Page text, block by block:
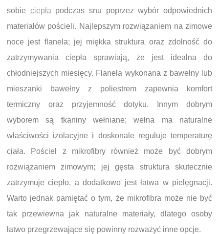
sobie ciepła podczas snu poprzez wybór odpowiednich
materiałów pościeli. Najlepszym rozwiązaniem na zimowe
noce jest flanela; jej miękka struktura oraz zdolność do
zatrzymywania ciepła sprawiają, że jest idealna do
chłodniejszych miesięcy. Flanela wykonana z bawełny lub
mieszanki bawełny z poliestrem zapewnia komfort
termiczny oraz przyjemność dotyku. Innym dobrym
wyborem są tkaniny wełniane; wełna ma naturalne
właściwości izolacyjne i doskonale reguluje temperaturę
ciała. Pościel z mikrofibry również może być dobrym
rozwiązaniem zimowym; jej gęsta struktura skutecznie
zatrzymuje ciepło, a dodatkowo jest łatwa w pielęgnacji.
Warto jednak pamiętać o tym, że mikrofibra może nie być
tak przewiewna jak naturalne materiały, dlatego osoby
łatwo przegrzewające się powinny rozważyć inne opcje.